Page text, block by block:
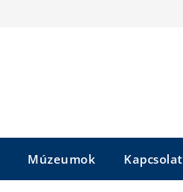
Múzeumok Kapcsolat